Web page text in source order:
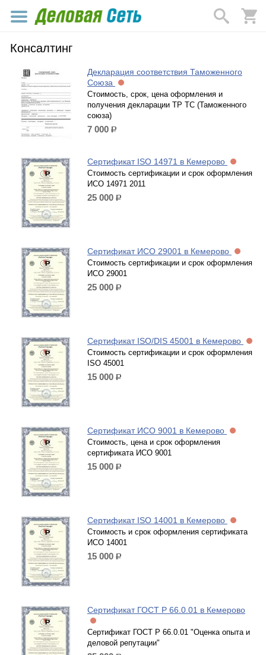
Консалтинг
Декларация соответствия Таможенного
Союза
Стоимость, срок, цена оформления и
получения декларации ТР ТС (Таможенного
союза)
7 000 р.
Сертификат ISO 14971 в Кемерово
Стоимость сертификации и срок оформления
ИСО 14971 2011
25 000 р.
Сертификат ИСО 29001 в Кемерово
Стоимость сертификации и срок оформления
ИСО 29001
25 000 р.
Сертификат ISO/DIS 45001 в Кемерово
Стоимость сертификации и срок оформления
ISO 45001
15 000 р.
Сертификат ИСО 9001 в Кемерово
Стоимость, цена и срок оформления
сертификата ИСО 9001
15 000 р.
Сертификат ISO 14001 в Кемерово
Стоимость и срок оформления сертификата
ИСО 14001
15 000 р.
Сертификат ГОСТ Р 66.0.01 в Кемерово
Сертификат ГОСТ Р 66.0.01 "Оценка опыта и
деловой репутации"